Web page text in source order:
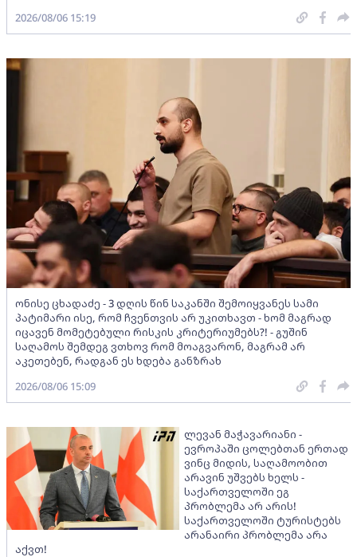
2026/08/06 15:19
ონისე ცხადაძე - 3 დღის წინ საკანში შემოიყვანეს სამი
პატიმარი ისე, რომ ჩვენთვის არ უკითხავთ - ხომ მაგრად
იცავენ მომეტებული რისკის კრიტერიუმებს?! - გუშინ
საღამოს შემდეგ ვთხოვ რომ მოაგვარონ, მაგრამ არ
აკეთებენ, რადგან ეს ხდება განზრახ
2026/08/06 15:09
ლევან მაჭავარიანი -
ევროპაში ცოლებთან ერთად
ვინც მიდის, საღამოობით
არავინ უშვებს ხელს -
საქართველოში ეგ
პრობლემა არ არის!
საქართველოში ტურისტებს
არანაირი პრობლემა არა
აქვთ!